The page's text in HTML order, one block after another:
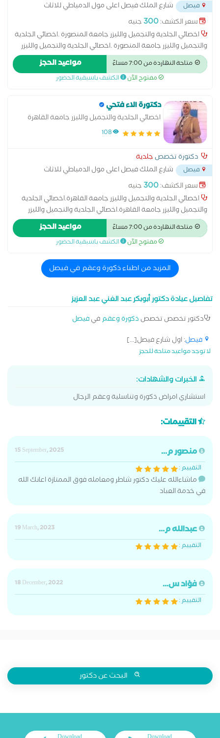
فيصل
شارع الملك فيصل اعلى مول الدمياطي للاثاث
وصيدلية العزبي...
سعر الكشف:300 جنيه
اخصائي الجلدية والتجميل والليزر جامعة المنصورة .اخصائي الجلدية
والتجميل والليزر جامعة المنصورة .اخصائي الجلدية والتجميل والليزر
جامعة المنصورة اخصائي الجلدية والتجميل والليزر جامعة المنصورة
اخصائي الجلدية والتجميل والليزر جامعة المنصورة
متاحة النهاردة من 7:00 مساءً مواعيد الحجز
مفتوح الآن الكشف باسبقية الحضور
دكتورة الاء فتحي
اخصائي الجلدية والتجميل والليزر جامعة القاهرة
108
دكتورة تخصص جلدية
فيصل
شارع الملك فيصل اعلى مول الدمياطي للاثاث
وصيدلية العزبي...
سعر الكشف:300 جنيه
اخصائي الجلدية والتجميل والليزر جامعة القاهرة.اخصائي الجلدية
والتجميل والليزر جامعة القاهرة.اخصائي الجلدية والتجميل والليزر
جامعة القاهرة.اخصائي الجلدية والتجميل والليزر جامعة
القاهرة.اخصائي الجلدية والتجميل والليزر جامعة القاهرة
متاحة النهاردة من 7:00 مساءً مواعيد الحجز
مفتوح الآن الكشف باسبقية الحضور
المزيد من اطباء ذكورة وعقم في فيصل
تفاصيل عيادة دكتور أبوبكر عبد الغني عبد العزيز
دكتور تخصص تخصص ذكورة وعقمفيفيصل
فيصل: اول شارع فيصل[...]
لا توجد مواعيد متاحة للحجز
الخبرات والشهادات:
استشاري امراض ذكورة وتناسلية وعقم الرجال
التقييمات:
منصور م...
15 September, 2025
التقييم :
ماشاءالله عليك دكتور شاطر ومعامله فوق الممتازة اعانك الله
في خدمة العباد
عبدالله م...
19 March, 2023
التقييم :
فؤاد س...
18 December, 2022
التقييم :
البحث عن دكتور
Download
Download